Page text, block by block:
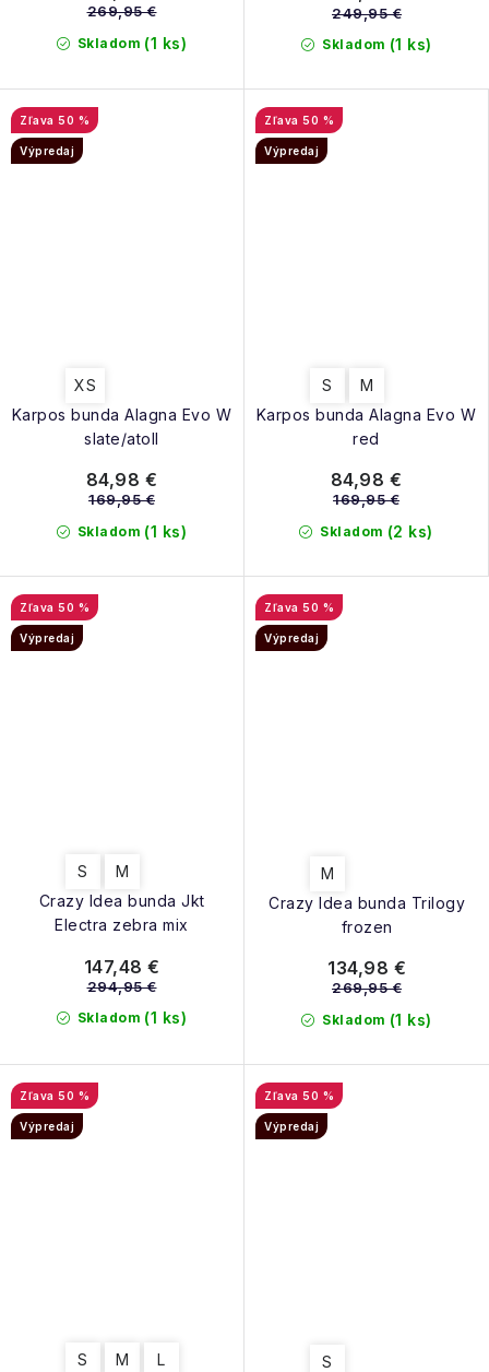
Skladom (1 ks)
269,95 €
Skladom (1 ks)
249,95 €
Karpos bunda Alagna Evo W
slate/atoll
50 %
Výpredaj
XS
Skladom (1 ks)
84,98 €
169,95 €
Karpos bunda Alagna Evo W
red
50 %
Výpredaj
S M
Skladom (2 ks)
84,98 €
169,95 €
Crazy Idea bunda Jkt
Electra zebra mix
50 %
Výpredaj
S M
Skladom (1 ks)
147,48 €
294,95 €
Crazy Idea bunda Trilogy
frozen
50 %
Výpredaj
M
Skladom (1 ks)
134,98 €
269,95 €
50 %
Výpredaj
S M L
50 %
Výpredaj
S